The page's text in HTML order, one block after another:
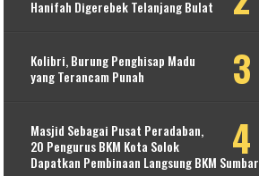
Hanifah Digerebek Telanjang Bulat
Kolibri, Burung Penghisap Madu
yang Terancam Punah
Masjid Sebagai Pusat Peradaban,
20 Pengurus BKM Kota Solok
Dapatkan Pembinaan Langsung BKM Sumbar